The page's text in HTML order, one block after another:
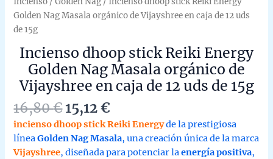
Golden Nag Masala orgánico de Vijayshree en caja de 12 uds
de 15g
Incienso dhoop stick Reiki Energy
Golden Nag Masala orgánico de
Vijayshree en caja de 12 uds de 15g
16,80€Original
price
was:
16,80 €.
15,12€
price
is:
15,12 €.
incienso dhoop stick Reiki Energyde la prestigiosa
líneaGolden Nag Masala, una creación única de la marca
Vijayshree, diseñada para potenciar laenergía positiva,